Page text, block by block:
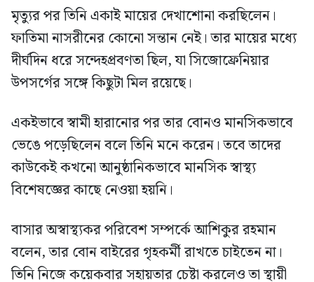
মৃত্যুর পর তিনি একাই মায়ের দেখাশোনা করছিলেন।
ফাতিমা নাসরীনের কোনো সন্তান নেই। তার মায়ের মধ্যে
দীর্ঘদিন ধরে সন্দেহপ্রবণতা ছিল, যা সিজোফ্রেনিয়ার
উপসর্গের সঙ্গে কিছুটা মিল রয়েছে।
একইভাবে স্বামী হারানোর পর তার বোনও মানসিকভাবে
ভেঙে পড়েছিলেন বলে তিনি মনে করেন। তবে তাদের
কাউকেই কখনো আনুষ্ঠানিকভাবে মানসিক স্বাস্থ্য
বিশেষজ্ঞের কাছে নেওয়া হয়নি।
বাসার অস্বাস্থ্যকর পরিবেশ সম্পর্কে আশিকুর রহমান
বলেন, তার বোন বাইরের গৃহকর্মী রাখতে চাইতেন না।
তিনি নিজে কয়েকবার সহায়তার চেষ্টা করলেও তা স্থায়ী